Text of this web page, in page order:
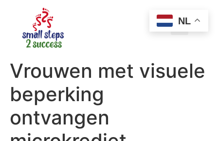
Vrouwen met visuele
beperking
ontvangen
NL